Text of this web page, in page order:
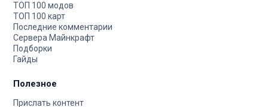
ТОП 100 модов
ТОП 100 карт
Последние комментарии
Сервера Майнкрафт
Подборки
Гайды
Полезное
Прислать контент